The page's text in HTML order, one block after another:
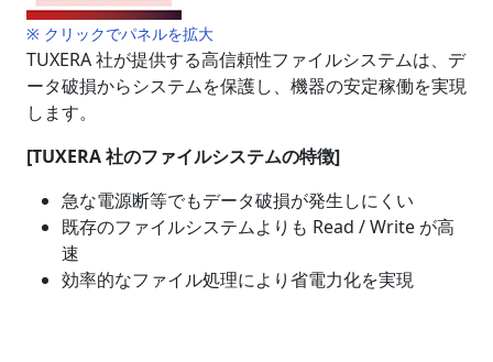
※ クリックでパネルを拡大
TUXERA 社が提供する高信頼性ファイルシステムは、デ
ータ破損からシステムを保護し、機器の安定稼働を実現
します。
[TUXERA 社のファイルシステムの特徴]
急な電源断等でもデータ破損が発生しにくい
既存のファイルシステムよりも Read / Write が高
速
効率的なファイル処理により省電力化を実現